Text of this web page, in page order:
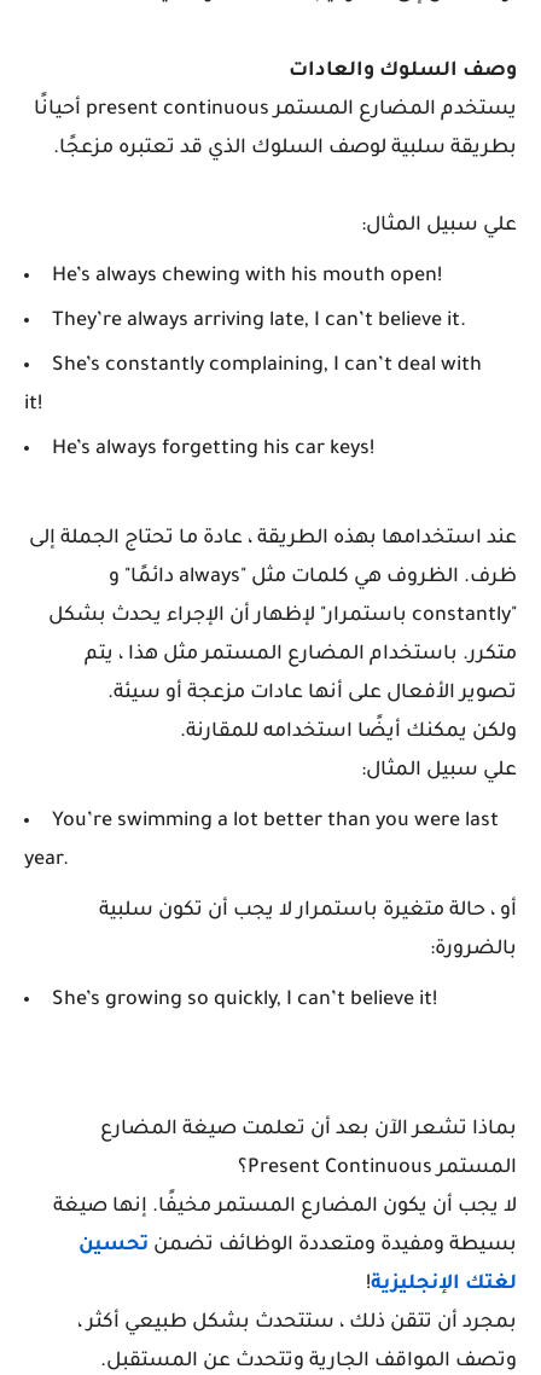
وصف السلوك والعادات
يستخدم المضارع المستمر present continuous أحيانًا
بطريقة سلبية لوصف السلوك الذي قد تعتبره مزعجًا.
علي سبيل المثال:
He’s always chewing with his mouth open!
They’re always arriving late, I can’t believe it.
She’s constantly complaining, I can’t deal with
it!
He’s always forgetting his car keys!
عند استخدامها بهذه الطريقة ، عادة ما تحتاج الجملة إلى
ظرف. الظروف هي كلمات مثل "always دائمًا" و
"constantly باستمرار" لإظهار أن الإجراء يحدث بشكل
متكرر. باستخدام المضارع المستمر مثل هذا ، يتم
تصوير الأفعال على أنها عادات مزعجة أو سيئة.
ولكن يمكنك أيضًا استخدامه للمقارنة.
علي سبيل المثال:
You’re swimming a lot better than you were last
year.
أو ، حالة متغيرة باستمرار لا يجب أن تكون سلبية
بالضرورة:
She’s growing so quickly, I can’t believe it!
بماذا تشعر الآن بعد أن تعلمت صيغة المضارع
المستمر Present Continuous؟
لا يجب أن يكون المضارع المستمر مخيفًا. إنها صيغة
بسيطة ومفيدة ومتعددة الوظائف تضمن تحسين
لغتك الإنجليزية!
بمجرد أن تتقن ذلك ، ستتحدث بشكل طبيعي أكثر ،
وتصف المواقف الجارية وتتحدث عن المستقبل.